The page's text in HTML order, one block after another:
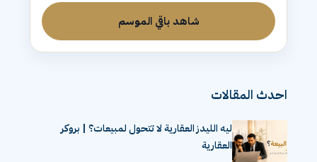
شاهد باقي الموسم
احدث المقالات
ليه الليدز العقارية لا تتحول لمبيعات؟ | بروكر
العقارية